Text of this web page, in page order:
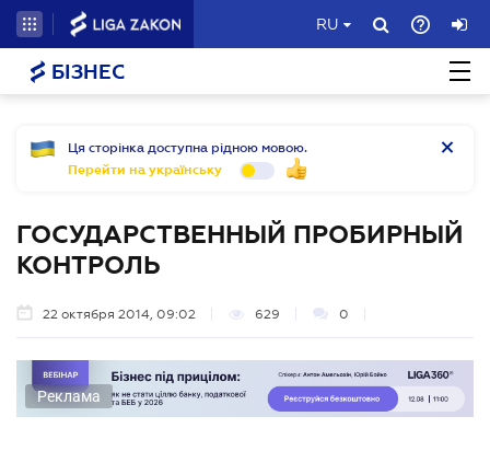
RU
БІЗНЕС
Ця сторінка доступна рідною мовою.
Перейти на українську
ГОСУДАРСТВЕННЫЙ ПРОБИРНЫЙ
КОНТРОЛЬ
22 октября 2014, 09:02 629 0
Реклама